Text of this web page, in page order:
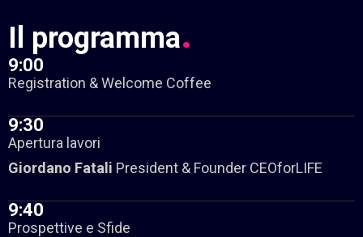
Il programma.
9:00
Registration & Welcome Coffee
9:30
Apertura lavori​
Giordano Fatali President & Founder CEOforLIFE
9:40
Prospettive e Sfide​